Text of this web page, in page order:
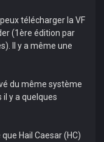
télécharger la VF
(1ère édition par
Il y a même une
du même système
y a quelques
Hail Caesar (HC)